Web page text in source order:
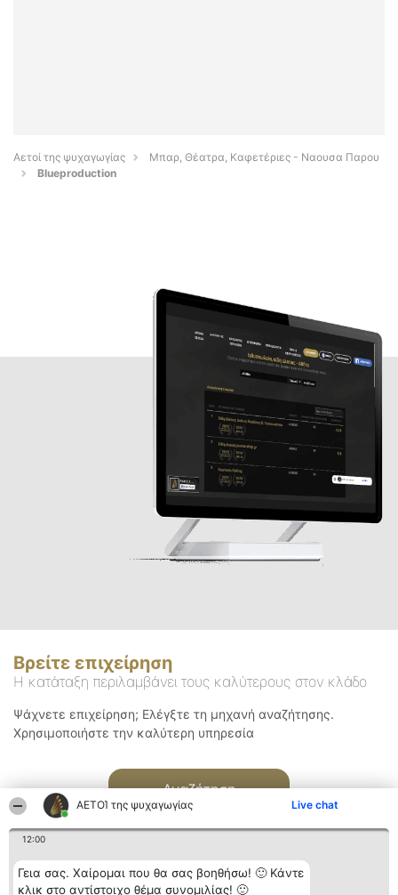
ΑΕΤΟΊ της ψυχαγωγίας Live chat
12:00
Γεια σας. Χαίρομαι που θα σας βοηθήσω! 🙂 Κάντε
κλικ στο αντίστοιχο θέμα συνομιλίας! 🙂
Αετοί της ψυχαγωγίας
Μπαρ, Θέατρα, Καφετέριες - Ναουσα Παρου
Blueproduction
Βρείτε επιχείρηση
Η κατάταξη περιλαμβάνει τους καλύτερους στον κλάδο
Ψάχνετε επιχείρηση; Ελέγξτε τη μηχανή αναζήτησης.
Χρησιμοποιήστε την καλύτερη υπηρεσία
Αναζήτηση